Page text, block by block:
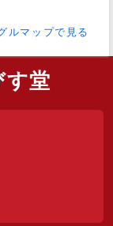
ルマップで見る
す堂